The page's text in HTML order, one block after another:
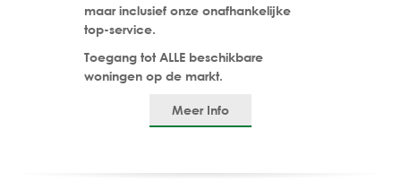
maar inclusief onze onafhankelijke
top-service.
Toegang tot ALLE beschikbare
woningen op de markt.
Meer Info